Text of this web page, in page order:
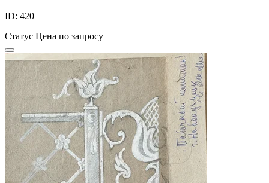
ID: 420
Статус Цена по запросу